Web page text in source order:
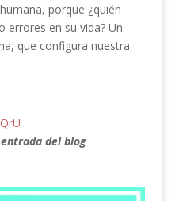
porque ¿quién
errores en su vida? Un
que configura nuestra
del blog